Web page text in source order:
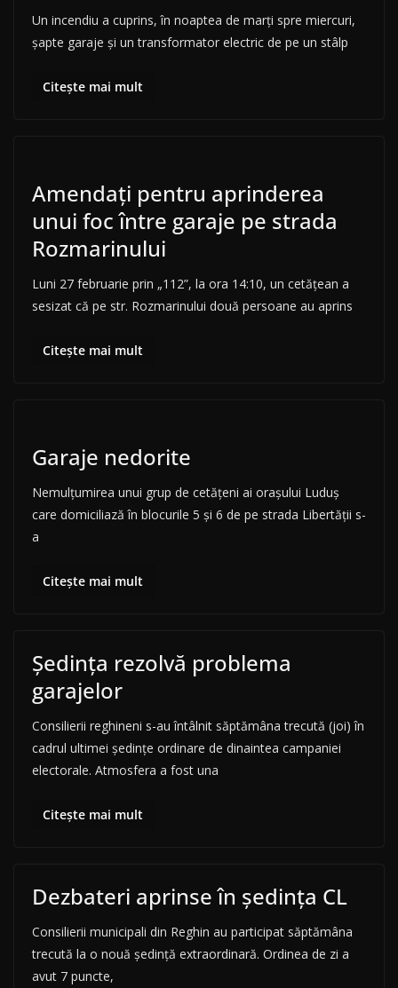
Un incendiu a cuprins, în noaptea de marţi spre miercuri,
şapte garaje şi un transformator electric de pe un stâlp
Citește mai mult
Amendați pentru aprinderea
unui foc între garaje pe strada
Rozmarinului
Luni 27 februarie prin „112”, la ora 14:10, un cetățean a
sesizat că pe str. Rozmarinului două persoane au aprins
Citește mai mult
Garaje nedorite
Nemulțumirea unui grup de cetățeni ai orașului Luduș
care domiciliază în blocurile 5 și 6 de pe strada Libertății s-
a
Citește mai mult
Ședința rezolvă problema
garajelor
Consilierii reghineni s-au întâlnit săptămâna trecută (joi) în
cadrul ultimei ședințe ordinare de dinaintea campaniei
electorale. Atmosfera a fost una
Citește mai mult
Dezbateri aprinse în ședinţa CL
Consilierii municipali din Reghin au participat săptămâna
trecută la o nouă şedinţă extraordinară. Ordinea de zi a
avut 7 puncte,